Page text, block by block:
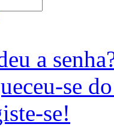
a
se
se!